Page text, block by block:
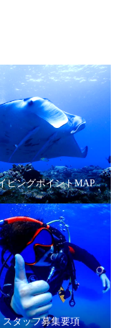
ビングポイントMAP
スタッフ募集要項